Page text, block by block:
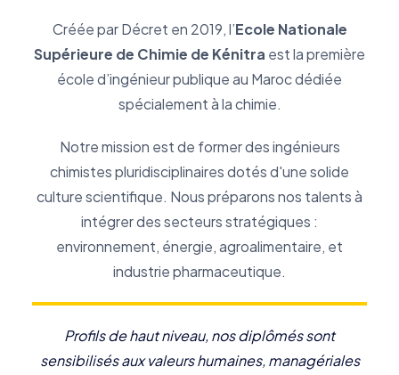
Créée par Décret en 2019, l’Ecole Nationale
Supérieure de Chimie de Kénitra est la première
école d’ingénieur publique au Maroc dédiée
spécialement à la chimie.
Notre mission est de former des ingénieurs
chimistes pluridisciplinaires dotés d'une solide
culture scientifique. Nous préparons nos talents à
intégrer des secteurs stratégiques :
environnement, énergie, agroalimentaire, et
industrie pharmaceutique.
Profils de haut niveau, nos diplômés sont
sensibilisés aux valeurs humaines, managériales